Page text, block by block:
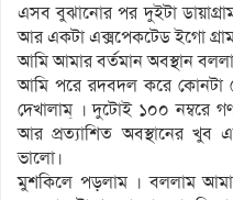
এসব বুঝানোর পর দুইটা
আর একটা এক্সপেকটেড ইগো
আমি আমার বর্তমান অবস্থান
আমি পরে রদবদল করে কোনটা
দেখালাম্ । দুটোই ১০০ নম্বরে
আর প্রত্যাশিত অবস্থানের খুব
ভালো।
মুশকিলে পড়লাম । বললাম